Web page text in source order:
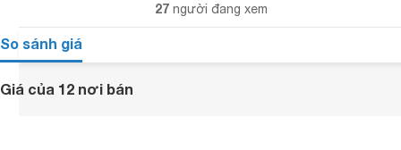
27 người đang xem
So sánh giá
Giá của 12 nơi bán